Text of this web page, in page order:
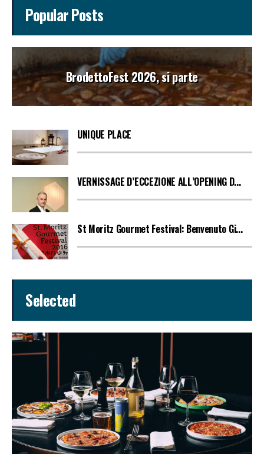
Popular Posts
BrodettoFest 2026, si parte
UNIQUE PLACE
VERNISSAGE D’ECCEZIONE ALL’OPENING D...
St Moritz Gourmet Festival: Benvenuto Gi...
Selected